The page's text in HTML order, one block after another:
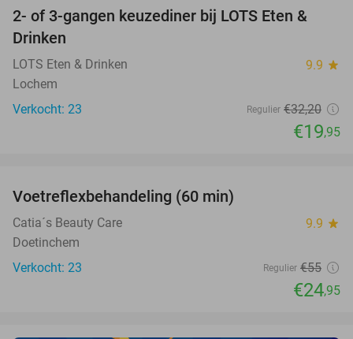
38%
TODAY
2- of 3-gangen keuzediner bij LOTS Eten &
Drinken
LOTS Eten & Drinken 9.9 star
Lochem
Verkocht: 23
Regulier €32,20
€19,95
Voetreflexbehandeling (60 min)
Catia´s Beauty Care 9.9 star
Doetinchem
Verkocht: 23
Regulier €55
€24,95